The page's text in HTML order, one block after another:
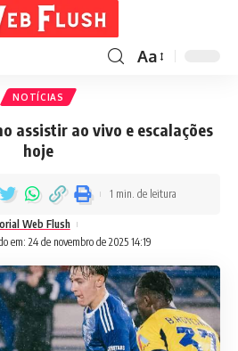
Aa
NOTÍCIAS
assistir ao vivo e escalações
hoje
em: 24 de novembro de 2025 14:19
Web Flush
1 min. de leitura